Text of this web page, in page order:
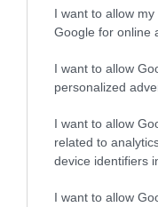
I want to allow
Google for online
I want to allow
personalized
I want to allow
related to
device identifiers
I want to allow